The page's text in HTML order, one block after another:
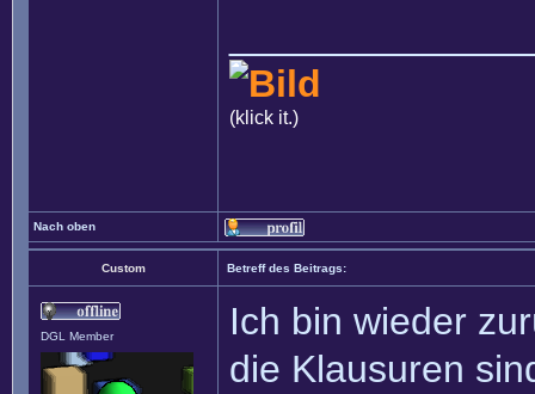
(klick it.)
Nach oben
Custom Betreff des Beitrags:
DGL Member
Ich bin wieder
die Klausuren